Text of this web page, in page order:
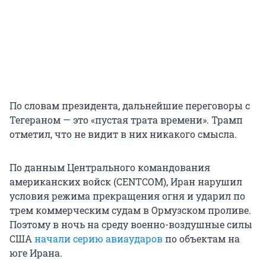
По словам президента, дальнейшие переговоры с
Тегераном — это «пустая трата времени». Трамп
отметил, что не видит в них никакого смысла.
По данным Центрального командования
американских войск (CENTCOM), Иран нарушил
условия режима прекращения огня и ударил по
трем коммерческим судам в Ормузском проливе.
Поэтому в ночь на среду военно-воздушные силы
СШАначали серию авиаударовпо объектам на
юге Ирана.